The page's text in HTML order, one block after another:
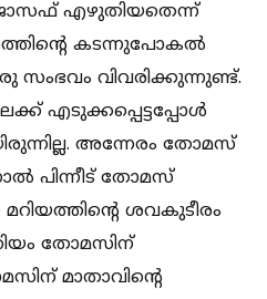
എഴുതിയതെന്ന്
കടന്നുപോകല്‍
വിവരിക്കുന്നുണ്ട്.
എടുക്കപ്പെട്ടപ്പോള്‍
അന്നേരം തോമസ്
പിന്നീട് തോമസ്
ശവകുടീരം
തോമസിന്
മാതാവിന്റെ